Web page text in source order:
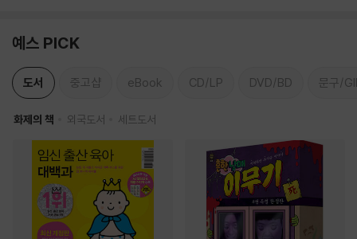
예스 PICK
도서 중고샵 eBook CD/LP DVD/BD 문구/
화제의 책 외국도서 세트도서